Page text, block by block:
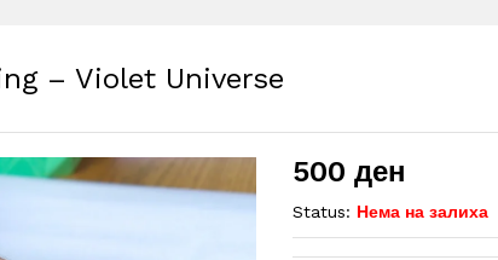
– Violet Universe
500ден
Status: Нема на залиха